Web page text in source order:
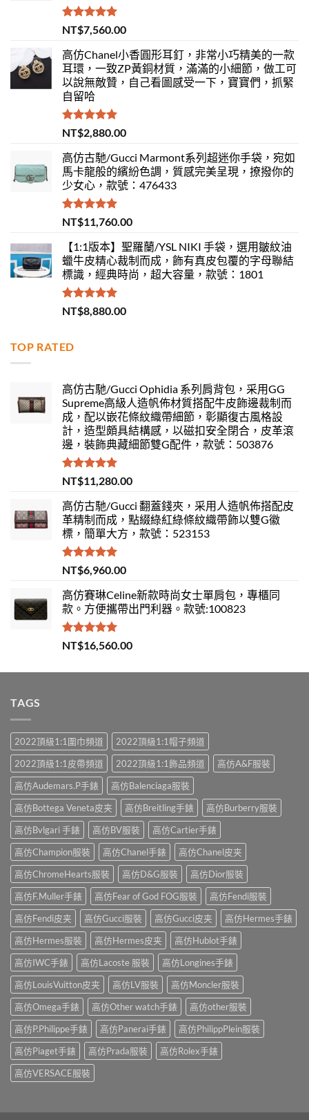
評分 5.00
滿分 5
NT$7,560.00
高仿Chanel小香圓形耳釘，非常小巧精美的一款
耳環，一致ZP黃銅材質，滿滿的小細節，做工可
以說無敵贊，自己看圖感受一下，寶寶們，抓緊
自留哈
評分 5.00
滿分 5
NT$2,880.00
高仿古馳/Gucci Marmont系列超迷你手袋，宛如
馬卡龍般的繽紛色調，質感完美呈現，撩撥你的
少女心，款號：476433
評分5.00
滿分 5
NT$11,760.00
【1:1版本】聖羅蘭/YSL NIKI 手袋，選用皺紋油
蠟牛皮精心裁制而成，飾有真皮包覆的字母聯結
標識，經典時尚，超大容量，款號：1801
評分 5.00
滿分 5
NT$8,880.00
TOP RATED
高仿古馳/Gucci Ophidia 系列肩背包，采用GG
Supreme高級人造帆佈材質搭配牛皮飾邊裁制而
成，配以嵌花條紋織帶細節，彰顯復古風格設
計，造型頗具結構感，以磁扣安全閉合，皮革滾
邊，裝飾典藏細節雙G配件，款號：503876
評分5.00
滿分 5
NT$11,280.00
高仿古馳/Gucci 翻蓋錢夾，采用人造帆佈搭配皮
革精制而成，點綴綠紅綠條紋織帶飾以雙G徽
標，簡單大方，款號：523153
評分 5.00
滿分 5
NT$6,960.00
高仿賽琳Celine新款時尚女士單肩包，專櫃同
款。方便攜帶出門利器。款號:100823
評分5.00
滿分 5
NT$16,560.00
TAGS
2022頂級1:1圍巾頻道
2022頂級1:1帽子頻道
2022頂級1:1皮帶頻道
2022頂級1:1飾品頻道
高仿A&F服裝
高仿Audemars.P手錶
高仿Balenciaga服裝
高仿Bottega Veneta皮夹
高仿Breitling手錶
高仿Burberry服裝
高仿Bvlgari 手錶
高仿BV服裝
高仿Cartier手錶
高仿Champion服裝
高仿Chanel手錶
高仿Chanel皮夹
高仿ChromeHearts服裝
高仿D&G服裝
高仿Dior服裝
高仿F.Muller手錶
高仿Fear of God FOG服裝
高仿Fendi服裝
高仿Fendi皮夹
高仿Gucci服裝 高仿Gucci皮夹
高仿Hermes手錶
高仿Hermes服裝
高仿Hermes皮夹
高仿Hublot手錶
高仿IWC手錶
高仿Lacoste 服裝
高仿Longines手錶
高仿LouisVuitton皮夹
高仿LV服裝
高仿Moncler服裝
高仿Omega手錶
高仿Other watch手錶
高仿other服裝
高仿P.Philippe手錶
高仿Panerai手錶
高仿PhilippPlein服裝
高仿Piaget手錶
高仿Prada服裝
高仿Rolex手錶
高仿VERSACE服裝